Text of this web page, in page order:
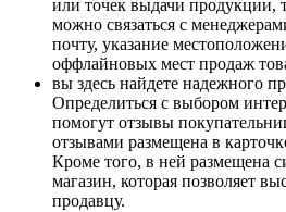
или точек выдачи продукции,
можно связаться с
почту, указание
оффлайновых мест продаж
вы здесь найдете надежного
Определиться с выбором
помогут отзывы
отзывами размещена в
Кроме того, в ней размещена
магазин, которая позволяет
продавцу.